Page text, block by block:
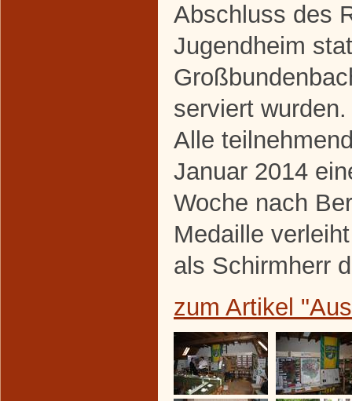
Abschluss des
Jugendheim
serviert wurden.
Alle
Januar 2014
Woche nach
Medaille
als Schirmherr
zum Artikel